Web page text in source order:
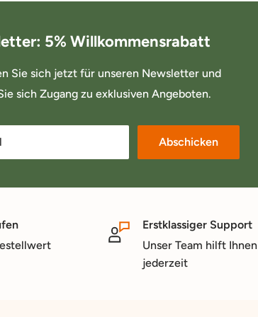
5% Willkommensrabatt
Sie sich jetzt für unseren Newsletter und
sich Zugang zu exklusiven Angeboten.
Abschicken
Erstklassiger Support
Unser Team hilft Ihnen
jederzeit